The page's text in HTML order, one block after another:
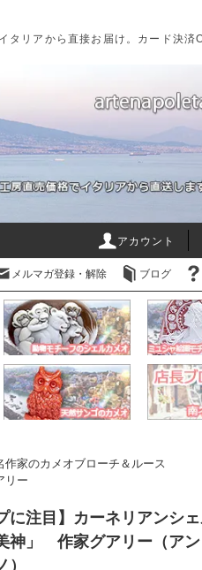
タリアから直接お届け。カード決済
アカウント
メルマガ登録・解除 ブログ
作家のカメオブローチ＆ルース
リー
に注目】カーネリアンシ
神」 作家グアリー（ア